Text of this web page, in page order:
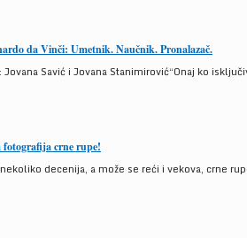
da Vinči: Umetnik. Naučnik. Pronalazač.
Jovana Savić i Jovana Stanimirović“Onaj ko
fotografija crne rupe!
decenija, a može se reći i vekova, crne